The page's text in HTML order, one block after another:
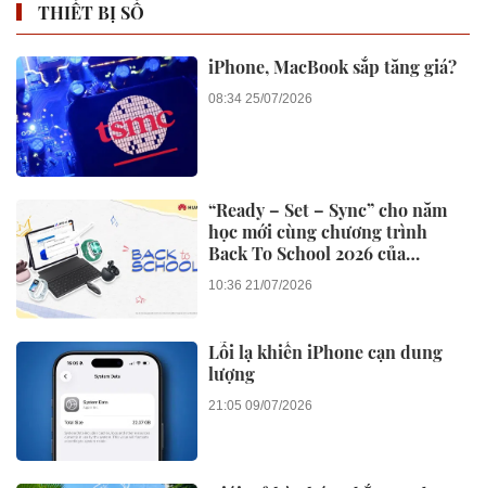
THIẾT BỊ SỐ
iPhone, MacBook sắp tăng giá?
08:34 25/07/2026
“Ready – Set – Sync” cho năm
học mới cùng chương trình
Back To School 2026 của
Huawei
10:36 21/07/2026
Lỗi lạ khiến iPhone cạn dung
lượng
21:05 09/07/2026